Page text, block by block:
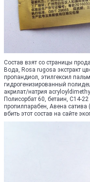
Состав взят со страницы
Вода, Rosa rugosa экстракт
пропандиол, этилгексил
гидрогенизированный
акрилат/натрия
Полисорбат 60, бетаин, C14-
пропилпарабен, Авена сатива
вбить этот состав на сайте